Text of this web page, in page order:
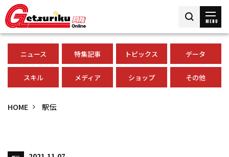
MENU
ニュース 特集記事 トピックス データ
スキル メディア ショップ その他
HOME 駅伝